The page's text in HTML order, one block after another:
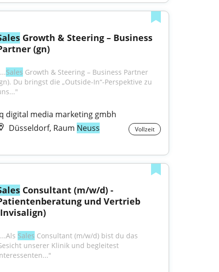
Growth & Steering – Business
(gn)
Sales Growth & Steering – Business Partner
Du bringst die „Outside-In“-Perspektive zu
digital media marketing gmbh
Düsseldorf, Raum Neuss Vollzeit
Consultant (m/w/d) -
und Vertrieb
Sales Consultant (m/w/d) bist du das
unserer Klinik und begleitest